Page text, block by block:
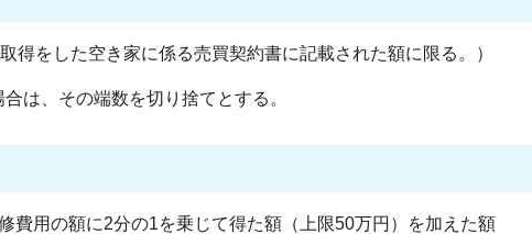
得をした空き家に係る売買契約書に記載された額に限る。）
は、その端数を切り捨てとする。
費用の額に2分の1を乗じて得た額（上限50万円）を加えた額